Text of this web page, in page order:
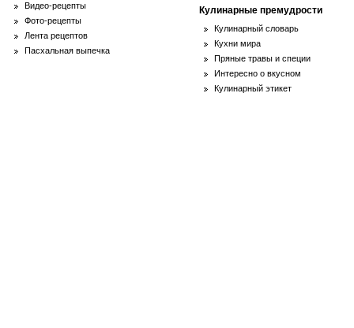
Видео-рецепты
Фото-рецепты
Лента рецептов
Пасхальная выпечка
Кулинарные премудрости
Кулинарный словарь
Кухни мира
Пряные травы и специи
Интересно о вкусном
Кулинарный этикет